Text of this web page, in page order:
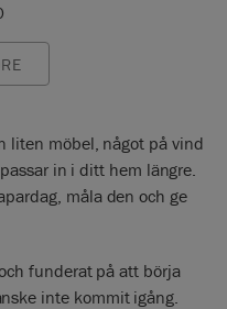
liten möbel, något på vind
in i ditt hem längre.
måla den och ge
funderat på att börja
inte kommit igång.